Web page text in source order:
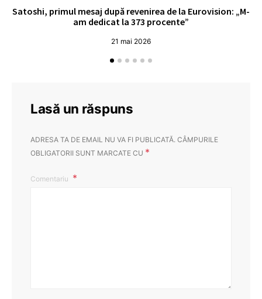
Satoshi, primul mesaj după revenirea de la Eurovision: „M-
am dedicat la 373 procente”
21 mai 2026
Lasă un răspuns
ADRESA TA DE EMAIL NU VA FI PUBLICATĂ. CÂMPURILE
OBLIGATORII SUNT MARCATE CU *
Comentariu